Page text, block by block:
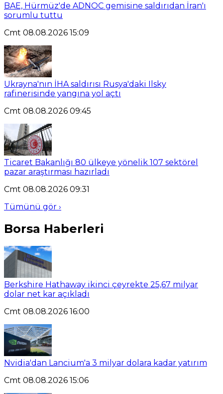
BAE, Hürmüz'de ADNOC gemisine saldırıdan İran'ı
sorumlu tuttu
Cmt 08.08.2026 15:09
Ukrayna'nın İHA saldırısı Rusya'daki Ilsky
rafinerisinde yangına yol açtı
Cmt 08.08.2026 09:45
Ticaret Bakanlığı 80 ülkeye yönelik 107 sektörel
pazar araştırması hazırladı
Cmt 08.08.2026 09:31
Tümünü gör ›
Borsa Haberleri
Berkshire Hathaway ikinci çeyrekte 25,67 milyar
dolar net kar açıkladı
Cmt 08.08.2026 16:00
Nvidia'dan Lancium'a 3 milyar dolara kadar yatırım
Cmt 08.08.2026 15:06